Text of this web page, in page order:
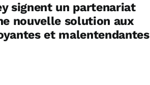
signent un partenariat
nouvelle solution aux
et malentendantes